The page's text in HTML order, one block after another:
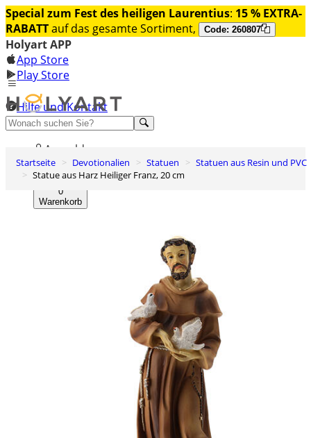
Special zum Fest des heiligen Laurentius: 15 % EXTRA-
RABATTauf das gesamte Sortiment, Code: 260807
Holyart APP
App Store
Play Store
Hilfe und Kontakt
Entdecken Sie Premium
Anmelden
Wunschliste
0
Warenkorb
Startseite Devotionalien Statuen
Statuen aus Resin und PVC
Statue aus Harz Heiliger Franz, 20 cm